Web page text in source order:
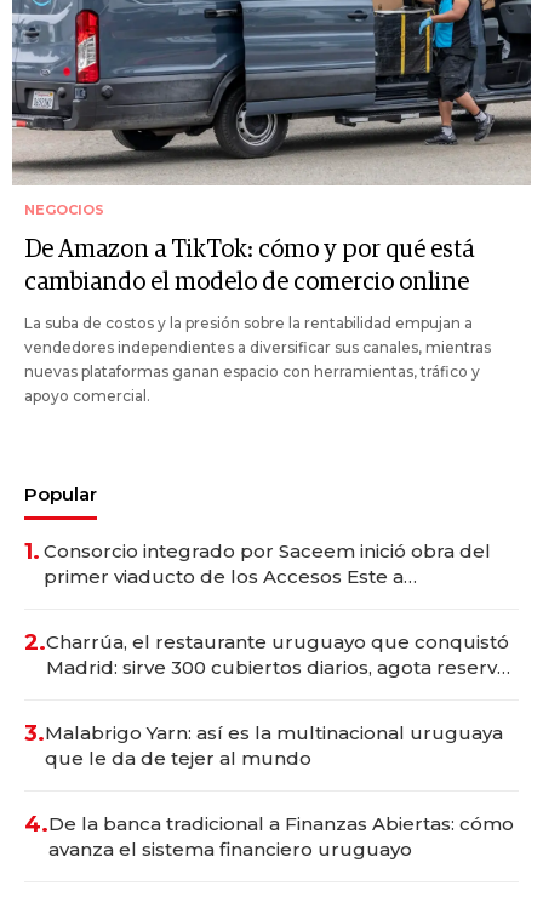
NEGOCIOS
De Amazon a TikTok: cómo y por qué está
cambiando el modelo de comercio online
La suba de costos y la presión sobre la rentabilidad empujan a
vendedores independientes a diversificar sus canales, mientras
nuevas plataformas ganan espacio con herramientas, tráfico y
apoyo comercial.
Popular
1. Consorcio integrado por Saceem inició obra del
primer viaducto de los Accesos Este a
2.Charrúa, el restaurante uruguayo que conquistó
Madrid: sirve 300 cubiertos diarios, agota reservas
3.Malabrigo Yarn: así es la multinacional uruguaya
que le da de tejer al mundo
4.De la banca tradicional a Finanzas Abiertas: cómo
avanza el sistema financiero uruguayo